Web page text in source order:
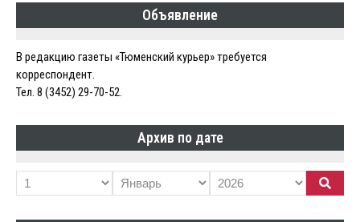
Объявление
В редакцию газеты «Тюменский курьер» требуется
корреспондент.
Тел. 8 (3452) 29-70-52.
Архив по дате